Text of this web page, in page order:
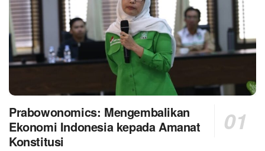
Prabowonomics: Mengembalikan
Ekonomi Indonesia kepada Amanat
Konstitusi